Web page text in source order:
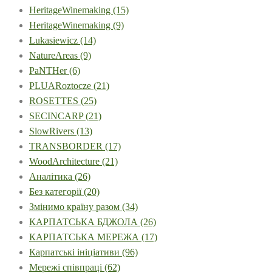
HeritageWinemaking (15)
HeritageWinemaking (9)
Lukasiewicz (14)
NatureAreas (9)
PaNTHer(6)
PLUARoztocze (21)
ROSETTES (25)
SECINCARP(21)
SlowRivers (13)
TRANSBORDER (17)
WoodArchitecture (21)
Аналітика (26)
Без категорії(20)
Змінимо країну разом (34)
КАРПАТСЬКА БДЖОЛА (26)
КАРПАТСЬКА МЕРЕЖА (17)
Карпатські ініціативи (96)
Мережі співпраці (62)